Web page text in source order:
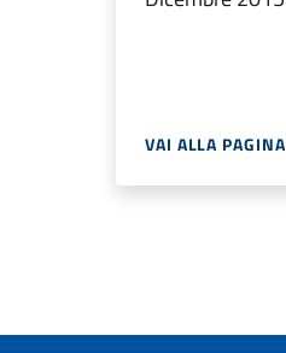
VAI ALLA PAGINA